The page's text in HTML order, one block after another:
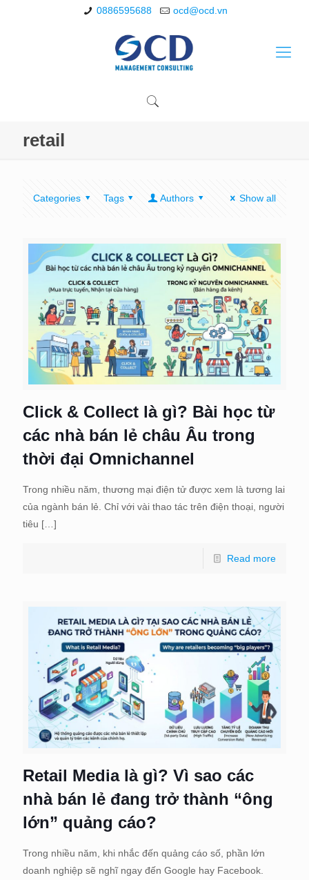
0886595688 ocd@ocd.vn
retail
Categories Tags Authors Show all
Click & Collect là gì? Bài học từ
các nhà bán lẻ châu Âu trong
thời đại Omnichannel
Trong nhiều năm, thương mại điện tử được xem là tương lai
của ngành bán lẻ. Chỉ với vài thao tác trên điện thoại, người
tiêu […]
Read more
Retail Media là gì? Vì sao các
nhà bán lẻ đang trở thành “ông
lớn” quảng cáo?
Trong nhiều năm, khi nhắc đến quảng cáo số, phần lớn
doanh nghiệp sẽ nghĩ ngay đến Google hay Facebook.